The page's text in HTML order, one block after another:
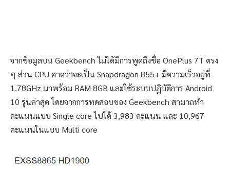
จากข้อมูลบน Geekbench ไม่ได้มีการพูดถึงชื่อ OnePlus 7T ตรง
ๆ ส่วน CPU คาดว่าจะเป็น Snapdragon 855+ มีความเร็วอยู่ที่
1.78GHz มาพร้อม RAM 8GB และใช้ระบบปฏิบัติการ Android
10 รุ่นล่าสุด โดยจากการทดสอบของ Geekbench สามาถทำ
คะแนนแบบ Single core ไปได้ 3,983 คะแนน และ 10,967
คะแนนในแบบ Multi core